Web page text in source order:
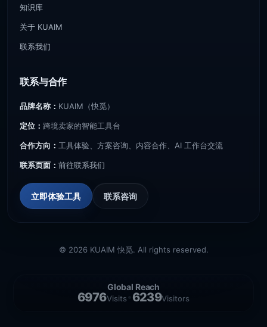
知识库
关于 KUAIM
联系我们
联系与合作
品牌名称： KUAIM（快觅）
定位： 跨境卖家的智能工具台
合作方向： 工具体验、方案咨询、内容合作、AI 工作台交流
联系页面： 前往联系我们
立即体验工具 联系咨询
© 2026 KUAIM 快觅. All rights reserved.
Global Reach
6976Visits 6239Visitors